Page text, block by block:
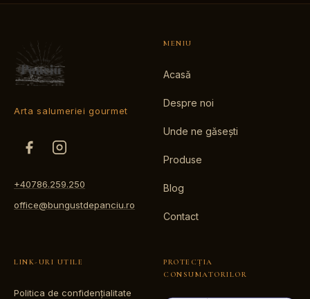
Arta salumeriei gourmet
+40786.259.250
office@bungustdepanciu.ro
MENIU
Acasă
Despre noi
Unde ne găsești
Produse
Blog
Contact
LINK-URI UTILE
Politica de confidențialitate
PROTECȚIA
CONSUMATORILOR